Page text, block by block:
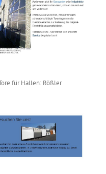
für Hallen: Rößler